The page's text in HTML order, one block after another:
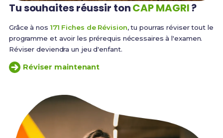
Tu souhaites réussir tonCAP MAGRI?
Grâce à nos 171 Fiches de Révision, tu pourras réviser tout le
programme et avoir les prérequis nécessaires à l'examen.
Réviser deviendra un jeu d'enfant.
Réviser maintenant